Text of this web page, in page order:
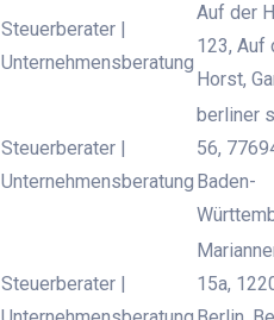
Steuerberater |
Unternehmensberatung
Auf der
123, Auf
Horst,
Steuerberater |
Unternehmensberatung
berliner
56,
Baden-
Steuerberater |
15a,